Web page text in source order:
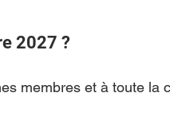
2027 ?
membres et à toute la